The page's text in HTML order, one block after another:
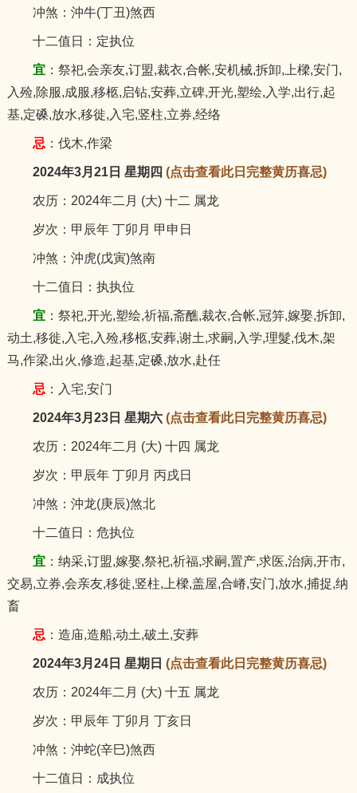
冲煞：沖牛(丁丑)煞西
十二值日：定执位
宜：祭祀,会亲友,订盟,裁衣,合帐,安机械,拆卸,上樑,安门,
入殓,除服,成服,移柩,启钻,安葬,立碑,开光,塑绘,入学,出行,起
基,定磉,放水,移徙,入宅,竖柱,立券,经络
忌 ：伐木,作梁
2024年3月21日 星期四 (点击查看此日完整黄历喜忌)
农历：2024年二月 (大) 十二 属龙
岁次：甲辰年 丁卯月 甲申日
冲煞：沖虎(戊寅)煞南
十二值日：执执位
宜：祭祀,开光,塑绘,祈福,斋醮,裁衣,合帐,冠笄,嫁娶,拆卸,
动土,移徙,入宅,入殓,移柩,安葬,谢土,求嗣,入学,理髮,伐木,架
马,作梁,出火,修造,起基,定磉,放水,赴任
忌 ：入宅,安门
2024年3月23日 星期六 (点击查看此日完整黄历喜忌)
农历：2024年二月 (大) 十四 属龙
岁次：甲辰年 丁卯月 丙戌日
冲煞：沖龙(庚辰)煞北
十二值日：危执位
宜：纳采,订盟,嫁娶,祭祀,祈福,求嗣,置产,求医,治病,开市,
交易,立券,会亲友,移徙,竖柱,上樑,盖屋,合嵴,安门,放水,捕捉,纳
畜
忌 ：造庙,造船,动土,破土,安葬
2024年3月24日 星期日 (点击查看此日完整黄历喜忌)
农历：2024年二月 (大) 十五 属龙
岁次：甲辰年 丁卯月 丁亥日
冲煞：沖蛇(辛巳)煞西
十二值日：成执位